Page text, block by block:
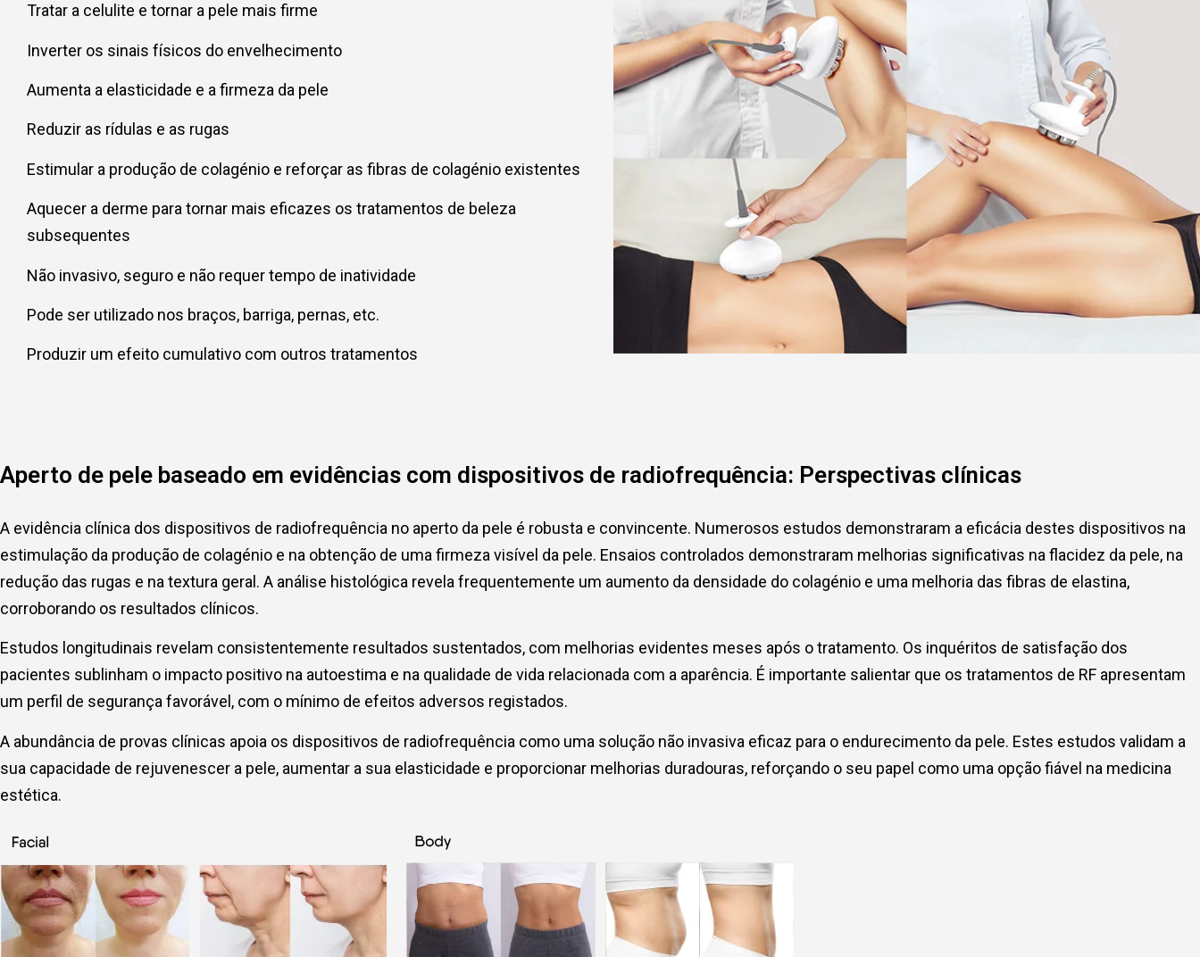
Tratar a celulite e tornar a pele mais firme
Inverter os sinais físicos do envelhecimento
Aumenta a elasticidade e a firmeza da pele
Reduzir as rídulas e as rugas
Estimular a produção de colagénio e reforçar as fibras de colagénio existentes
Aquecer a derme para tornar mais eficazes os tratamentos de beleza
subsequentes
Não invasivo, seguro e não requer tempo de inatividade
Pode ser utilizado nos braços, barriga, pernas, etc.
Produzir um efeito cumulativo com outros tratamentos
Aperto de pele baseado em evidências com dispositivos de radiofrequência: Perspectivas clínicas
A evidência clínica dos dispositivos de radiofrequência no aperto da pele é robusta e convincente. Numerosos estudos demonstraram a eficácia destes dispositivos na
estimulação da produção de colagénio e na obtenção de uma firmeza visível da pele. Ensaios controlados demonstraram melhorias significativas na flacidez da pele, na
redução das rugas e na textura geral. A análise histológica revela frequentemente um aumento da densidade do colagénio e uma melhoria das fibras de elastina,
corroborando os resultados clínicos.
Estudos longitudinais revelam consistentemente resultados sustentados, com melhorias evidentes meses após o tratamento. Os inquéritos de satisfação dos
pacientes sublinham o impacto positivo na autoestima e na qualidade de vida relacionada com a aparência. É importante salientar que os tratamentos de RF apresentam
um perfil de segurança favorável, com o mínimo de efeitos adversos registados.
A abundância de provas clínicas apoia os dispositivos de radiofrequência como uma solução não invasiva eficaz para o endurecimento da pele. Estes estudos validam a
sua capacidade de rejuvenescer a pele, aumentar a sua elasticidade e proporcionar melhorias duradouras, reforçando o seu papel como uma opção fiável na medicina
estética.